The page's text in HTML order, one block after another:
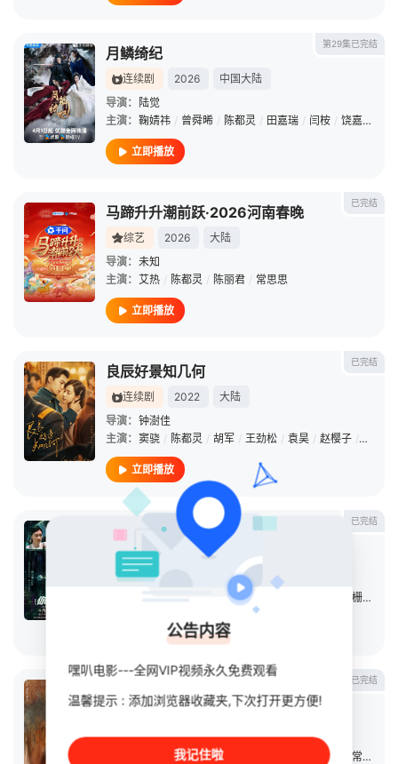
第29集已完结
月鳞绮纪
连续剧 2026
中国大陆
导演：
陆觉
主演： 鞠婧祎 / 曾舜晞 / 陈都灵 / 田嘉瑞 / 闫桉 / 饶嘉迪
立即播放
已完结
马蹄升升潮前跃·2026河南春晚
综艺 2026
大陆
导演： 未知
主演： 艾热 / 陈都灵 / 陈丽君 / 常思思
立即播放
已完结
良辰好景知几何
连续剧 2022
大陆
导演： 钟澍佳
主演： 窦骁 / 陈都灵 / 胡军 / 王劲松 / 袁昊 / 赵樱子 / 赖艺
立即播放
已完结
你安全吗？
连续剧
导演：曹盾
逯恣祯 曲栅栅 /
立即播放
已完结
一念关山
导演：周靖韬 / 邹曦
/ 刘宇宁 / 陈昊宇 常华森
公告内容
嘿叭电影---全网VIP视频永久免费观看
温馨提示 : 添加浏览器收藏夹,下次打开更方便!
我记住啦